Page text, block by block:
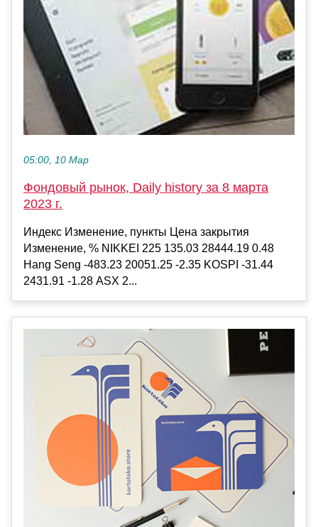
05:00, 10 Мар
Фондовый рынок, Daily history за 8 марта
2023 г.
Индекс Изменение, пункты Цена закрытия
Изменение, % NIKKEI 225 135.03 28444.19 0.48
Hang Seng -483.23 20051.25 -2.35 KOSPI -31.44
2431.91 -1.28 ASX 2...